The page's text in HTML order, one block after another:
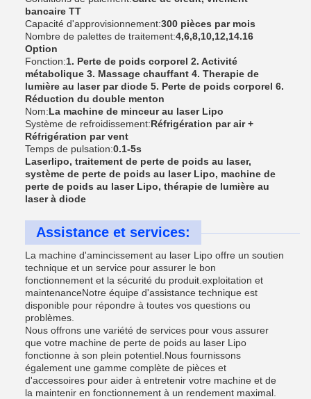
bancaire TT
Capacité d'approvisionnement:300 pièces par mois
Nombre de palettes de traitement:4,6,8,10,12,14.16
Option
Fonction:1. Perte de poids corporel 2. Activité
métabolique 3. Massage chauffant 4. Therapie de
lumière au laser par diode 5. Perte de poids corporel 6.
Réduction du double menton
Nom:La machine de minceur au laser Lipo
Système de refroidissement:Réfrigération par air +
Réfrigération par vent
Temps de pulsation:0.1-5s
Laserlipo, traitement de perte de poids au laser,
système de perte de poids au laser Lipo, machine de
perte de poids au laser Lipo, thérapie de lumière au
laser à diode
Assistance et services:
La machine d'amincissement au laser Lipo offre un soutien
technique et un service pour assurer le bon
fonctionnement et la sécurité du produit.exploitation et
maintenanceNotre équipe d'assistance technique est
disponible pour répondre à toutes vos questions ou
problèmes.
Nous offrons une variété de services pour vous assurer
que votre machine de perte de poids au laser Lipo
fonctionne à son plein potentiel.Nous fournissons
également une gamme complète de pièces et
d'accessoires pour aider à entretenir votre machine et de
la maintenir en fonctionnement à un rendement maximal.